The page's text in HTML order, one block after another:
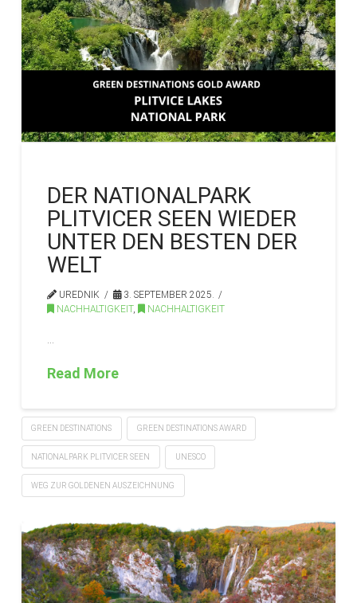
DER NATIONALPARK
PLITVICER SEEN WIEDER
UNTER DEN BESTEN DER
WELT
UREDNIK
3. SEPTEMBER 2025.
NACHHALTIGKEIT, NACHHALTIGKEIT
Read More
GREEN DESTINATIONS GREEN DESTINATIONS AWARD
NATIONALPARK PLITVICER SEEN UNESCO
WEG ZUR GOLDENEN AUSZEICHNUNG